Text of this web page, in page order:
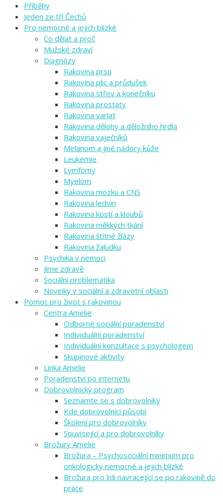
Příběhy
Jeden ze tří Čechů
Pro nemocné a jejich blízké
Co dělat a proč
Mužské zdraví
Diagnózy
Rakovina prsu
Rakovina plic a průdušek
Rakovina střev a konečníku
Rakovina prostaty
Rakovina varlat
Rakovina dělohy a děložního hrdla
Rakovina vaječníků
Melanom a jiné nádory kůže
Leukemie
Lymfomy
Myelom
Rakovina mozku a CNS
Rakovina ledvin
Rakovina kostí a kloubů
Rakovina měkkých tkání
Rakovina štítné žlázy
Rakovina žaludku
Psychika v nemoci
Jíme zdravě
Sociální problematika
Novinky v sociální a zdravotní oblasti
Pomoc pro život s rakovinou
Centra Amelie
Odborné sociální poradenství
Individuální poradenství
Individuální konzultace s psychologem
Skupinové aktivity
Linka Amelie
Poradenství po internetu
Dobrovolnický program
Seznamte se s dobrovolníky
Kde dobrovolníci působí
Školení pro dobrovolníky
Související a pro dobrovolníky
Brožury Amelie
Brožura – Psychosociální minimum pro
onkologicky nemocné a jejich blízké
Brožura pro lidi navracející se po rakovině do
práce